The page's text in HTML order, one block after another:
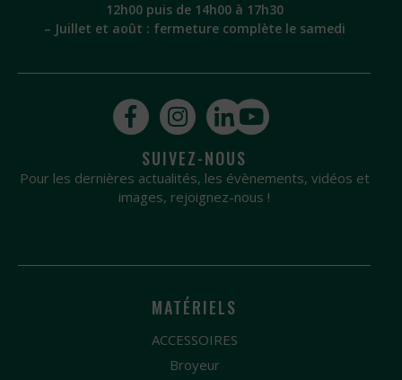
12h00 puis de 14h00 à 17h30
– Juillet et août : fermeture complète le samedi
SUIVEZ-NOUS
Pour les dernières actualités, les évènements, vidéos et
images, rejoignez-nous !
MATÉRIELS
ACCESSOIRES
Broyeur